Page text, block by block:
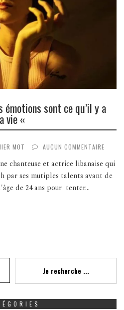
émotions sont ce qu’il y a
vie «
MOT AUCUN COMMENTAIRE
chanteuse et actrice libanaise qui
par ses mutiples talents avant de
de 24 ans pour tenter...
Je recherche ...